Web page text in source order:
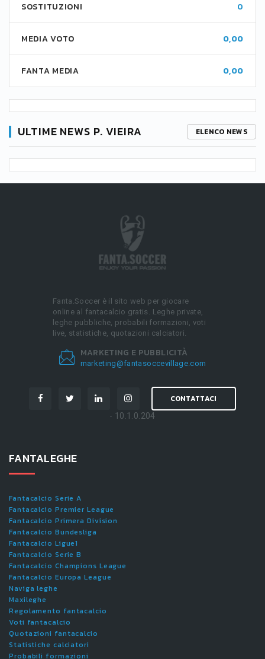
SOSTITUZIONI 0
MEDIA VOTO 0,00
FANTA MEDIA 0,00
ULTIME NEWS P. VIEIRA ELENCO NEWS
Fanta.Soccer è il sito web per giocare
online al fantacalcio gratis. Leghe private,
leghe pubbliche, probabili formazioni, voti
live, statistiche, quotazioni calciatori.
MARKETING E PUBBLICITÀ
marketing@fantasoccevillage.com
CONTATTACI
- 10.1.0.204
FANTALEGHE
Fantacalcio Serie A
Fantacalcio Premier League
Fantacalcio Primera Division
Fantacalcio Bundesliga
Fantacalcio Ligue1
Fantacalcio Serie B
Fantacalcio Champions League
Fantacalcio Europa League
Naviga leghe
Maxileghe
Regolamento fantacalcio
Voti fantacalcio
Quotazioni fantacalcio
Statistiche calciatori
Probabili formazioni